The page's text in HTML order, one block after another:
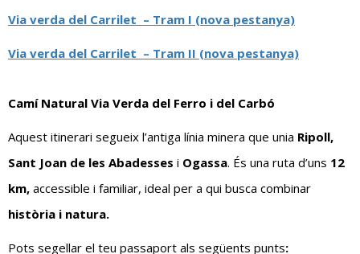
Via verda del Carrilet – Tram I (nova pestanya)
Via verda del Carrilet – Tram II (nova pestanya)
Camí Natural Via Verda del Ferro i del Carbó
Aquest itinerari segueix l’antiga línia minera que unia Ripoll,
Sant Joan de les Abadesses i Ogassa. És una ruta d’uns 12
km, accessible i familiar, ideal per a qui busca combinar
història i natura.
Pots segellar el teu passaport als següents punts: